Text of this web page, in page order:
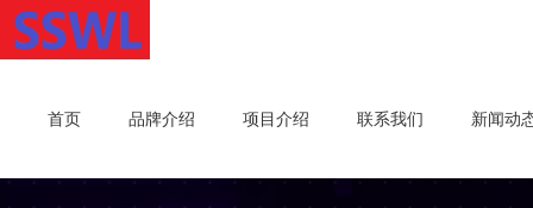
首页 品牌介绍 项目介绍 联系我们 新闻动